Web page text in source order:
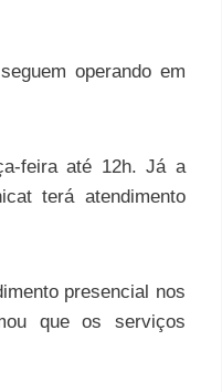
operando em
feira até 12h. Já a
terá atendimento
presencial nos
que os serviços